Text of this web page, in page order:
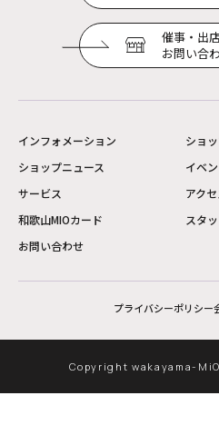
催事・出
お問い合
インフォメーション
ショ
ショップニュース
イベ
サービス
アク
和歌山MIOカード
スタ
お問い合わせ
プライバシーポリシー
Copyright wakayama-